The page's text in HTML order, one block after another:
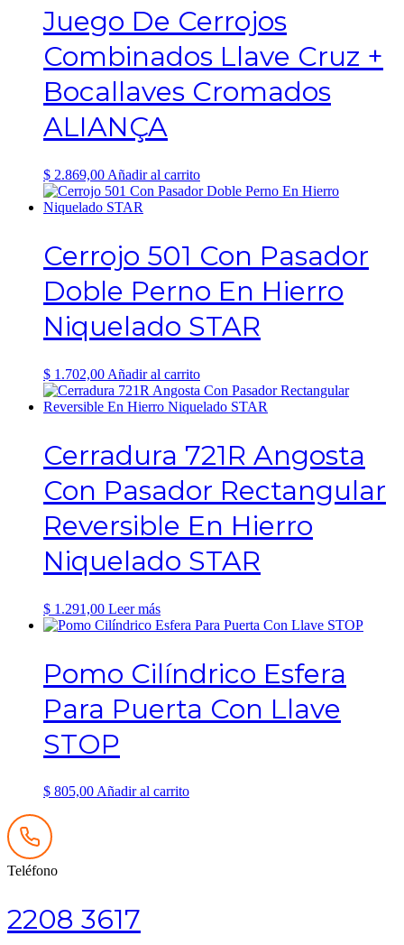
Juego De Cerrojos
Combinados Llave Cruz +
Bocallaves Cromados
ALIANÇA
$ 2.869,00 Añadir al carrito
Cerrojo 501 Con Pasador
Doble Perno En Hierro
Niquelado STAR
$ 1.702,00 Añadir al carrito
Cerradura 721R Angosta
Con Pasador Rectangular
Reversible En Hierro
Niquelado STAR
$ 1.291,00 Leer más
Pomo Cilíndrico Esfera
Para Puerta Con Llave
STOP
$ 805,00Añadir al carrito
Teléfono
2208 3617